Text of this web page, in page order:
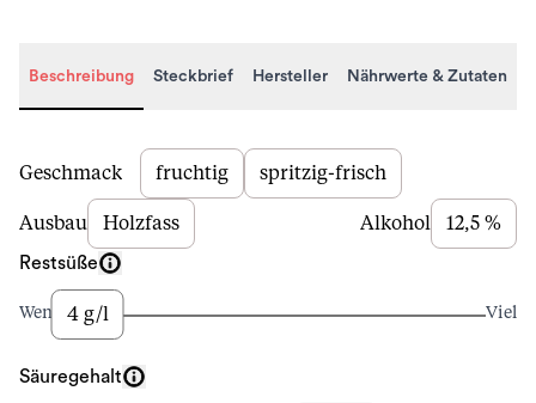
Beschreibung Steckbrief Hersteller Nährwerte & Zutaten
Beschreibung
Geschmack fruchtig spritzig-frisch
Ausbau Holzfass Alkohol 12,5 %
Restsüße
Wenig4 g/l Viel
Säuregehalt